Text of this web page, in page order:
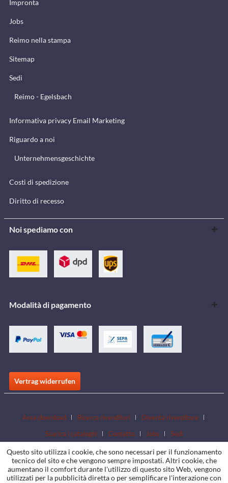
Impronta
Jobs
Reimo nella stampa
Sitemap
Sedi
Reimo - Egelsbach
Informativa privacy Email Marketing
Riguardo a noi
Unternehmensgeschichte
Costi di spedizione
Diritto di recesso
Noi spediamo con
Modalità di pagamento
Vertrag widerrufen
Area download Ricerca rivenditori
Diventa rivenditore
Scarica i cataloghi
Contatto Jobs Sedi
Questo sito utilizza i cookie, che sono necessari per il funzionamento
tecnico del sito e che vengono sempre impostati. Altri cookie, che
aumentano il comfort durante l'utilizzo di questo sito Web, vengono
utilizzati per la pubblicità diretta o per semplificare l'interazione con